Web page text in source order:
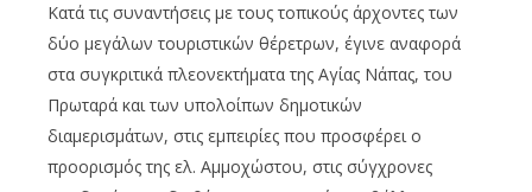
Κατά τις συναντήσεις με τους τοπικούς άρχοντες των
δύο μεγάλων τουριστικών θέρετρων, έγινε αναφορά
στα συγκριτικά πλεονεκτήματα της Αγίας Νάπας, του
Πρωταρά και των υπολοίπων δημοτικών
διαμερισμάτων, στις εμπειρίες που προσφέρει ο
προορισμός της ελ. Αμμοχώστου, στις σύγχρονες